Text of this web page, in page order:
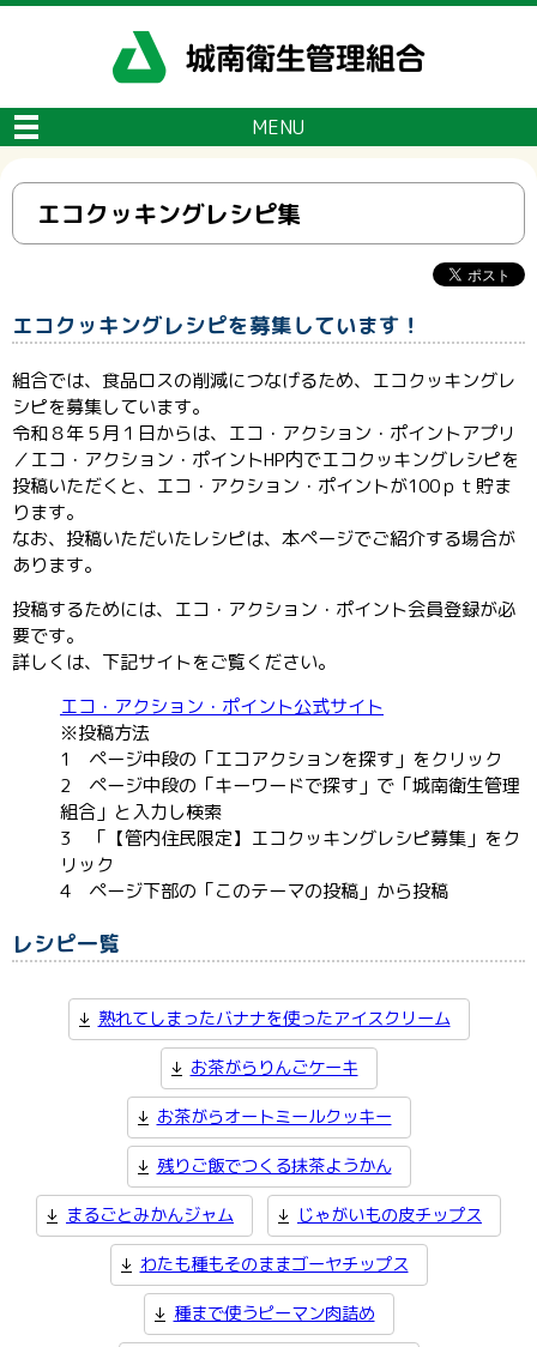
MENU
エコクッキングレシピ集
エコクッキングレシピを募集しています！
組合では、食品ロスの削減につなげるため、エコクッキングレ
シピを募集しています。
令和８年５月１日からは、エコ・アクション・ポイントアプリ
／エコ・アクション・ポイントHP内でエコクッキングレシピを
投稿いただくと、エコ・アクション・ポイントが100ｐｔ貯ま
ります。
なお、投稿いただいたレシピは、本ページでご紹介する場合が
あります。
投稿するためには、エコ・アクション・ポイント会員登録が必
要です。
詳しくは、下記サイトをご覧ください。
エコ・アクション・ポイント公式サイト
※投稿方法
1 ページ中段の「エコアクションを探す」をクリック
2 ページ中段の「キーワードで探す」で「城南衛生管理
組合」と入力し検索
3 「【管内住民限定】エコクッキングレシピ募集」をク
リック
4 ページ下部の「このテーマの投稿」から投稿
レシピ一覧
熟れてしまったバナナを使ったアイスクリーム
お茶がらりんごケーキ
お茶がらオートミールクッキー
残りご飯でつくる抹茶ようかん
まるごとみかんジャム じゃがいもの皮チップス
わたも種もそのままゴーヤチップス
種まで使うピーマン肉詰め